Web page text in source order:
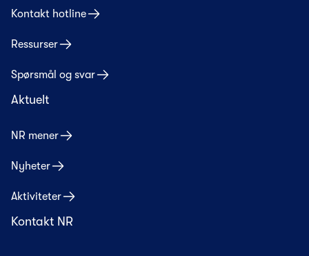
Kontakt hotline
Ressurser
Spørsmål og svar
Aktuelt
NR mener
Nyheter
Aktiviteter
Kontakt NR